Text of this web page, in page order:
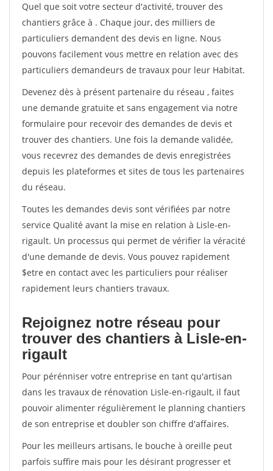
Quel que soit votre secteur d'activité, trouver des
chantiers grâce à . Chaque jour, des milliers de
particuliers demandent des devis en ligne. Nous
pouvons facilement vous mettre en relation avec des
particuliers demandeurs de travaux pour leur Habitat.
Devenez dès à présent partenaire du réseau , faites
une demande gratuite et sans engagement via notre
formulaire pour recevoir des demandes de devis et
trouver des chantiers. Une fois la demande validée,
vous recevrez des demandes de devis enregistrées
depuis les plateformes et sites de tous les partenaires
du réseau.
Toutes les demandes devis sont vérifiées par notre
service Qualité avant la mise en relation à Lisle-en-
rigault. Un processus qui permet de vérifier la véracité
d'une demande de devis. Vous pouvez rapidement
$etre en contact avec les particuliers pour réaliser
rapidement leurs chantiers travaux.
Rejoignez notre réseau pour
trouver des chantiers à Lisle-en-
rigault
Pour pérénniser votre entreprise en tant qu'artisan
dans les travaux de rénovation Lisle-en-rigault, il faut
pouvoir alimenter régulièrement le planning chantiers
de son entreprise et doubler son chiffre d'affaires.
Pour les meilleurs artisans, le bouche à oreille peut
parfois suffire mais pour les désirant progresser et